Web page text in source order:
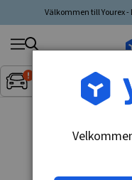
Välkommen till Yourex
Inget
Søg
produkt,
producent,